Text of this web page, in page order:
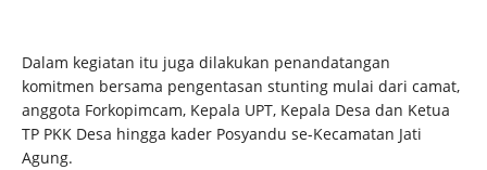
Dalam kegiatan itu juga dilakukan penandatangan
komitmen bersama pengentasan stunting mulai dari camat,
anggota Forkopimcam, Kepala UPT, Kepala Desa dan Ketua
TP PKK Desa hingga kader Posyandu se-Kecamatan Jati
Agung.